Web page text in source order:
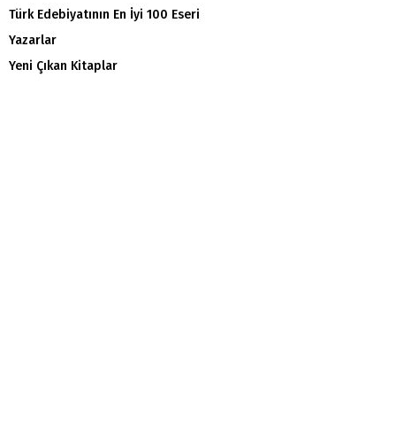
Türk Edebiyatının En İyi 100 Eseri
Yazarlar
Yeni Çıkan Kitaplar